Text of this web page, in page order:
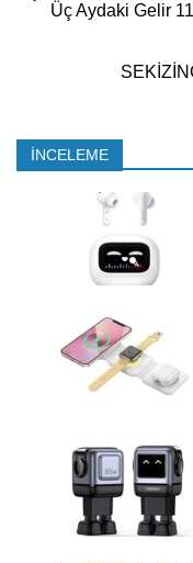
Üç Aydaki Gelir
İNCELEME